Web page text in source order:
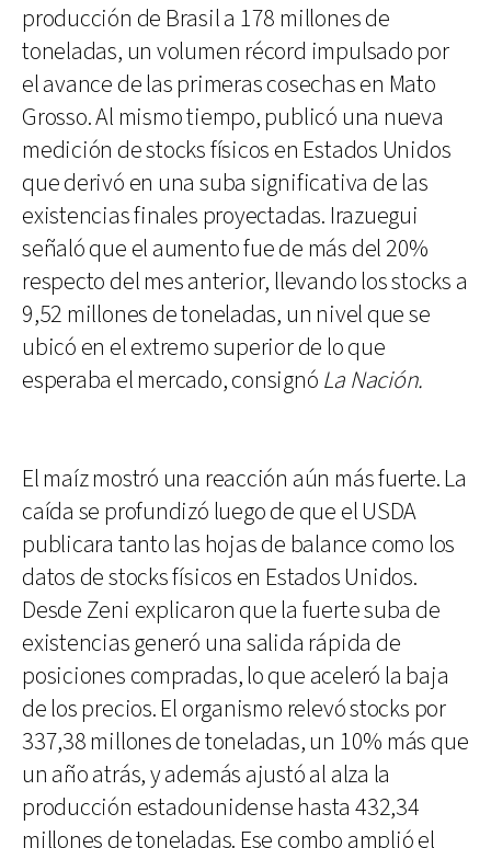
producción de Brasil a 178 millones de
toneladas, un volumen récord impulsado por
el avance de las primeras cosechas en Mato
Grosso. Al mismo tiempo, publicó una nueva
medición de stocks físicos en Estados Unidos
que derivó en una suba significativa de las
existencias finales proyectadas. Irazuegui
señaló que el aumento fue de más del 20%
respecto del mes anterior, llevando los stocks a
9,52 millones de toneladas, un nivel que se
ubicó en el extremo superior de lo que
esperaba el mercado, consignó La Nación.
El maíz mostró una reacción aún más fuerte. La
caída se profundizó luego de que el USDA
publicara tanto las hojas de balance como los
datos de stocks físicos en Estados Unidos.
Desde Zeni explicaron que la fuerte suba de
existencias generó una salida rápida de
posiciones compradas, lo que aceleró la baja
de los precios. El organismo relevó stocks por
337,38 millones de toneladas, un 10% más que
un año atrás, y además ajustó al alza la
producción estadounidense hasta 432,34
millones de toneladas. Ese combo amplió el